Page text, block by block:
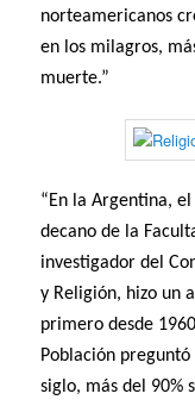
norteamericanos
en los milagros,
muerte.”
“En la Argentina,
decano de la
investigador del
y Religión, hizo un
primero desde
Población
siglo, más del 90%